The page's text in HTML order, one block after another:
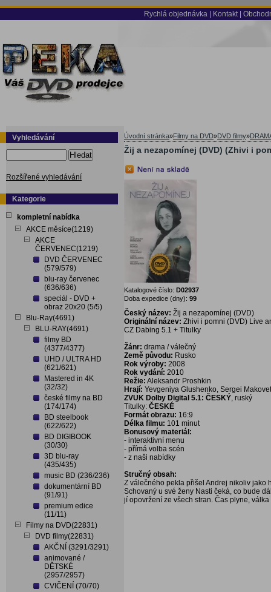
Rychlá objednávka Kontakt
Vyhledávání
Hledat
Rozšířené vyhledávání
Kategorie
kompletní nabídka
AKCE měsíce(1219)
AKCE
ČERVENEC(1219)
DVD ČERVENEC
(579/579)
blu-ray červenec
(636/636)
speciál - DVD +
obraz 20x20 (5/5)
Blu-Ray(4691)
BLU-RAY(4691)
filmy BD
(4377/4377)
UHD / ULTRA HD
(621/621)
Mastered in 4K
(32/32)
české filmy na BD
(174/174)
BD steelbook
(622/622)
BD DIGIBOOK
(30/30)
3D blu-ray
(435/435)
music BD (236/236)
dokumentární BD
(91/91)
premium edice
(11/11)
Filmy na DVD(22831)
DVD filmy(22831)
AKČNÍ (3291/3291)
animované /
DĚTSKÉ
(2957/2957)
CVIČENÍ (70/70)
Úvodní stránka»Filmy na DVD»DVD filmy»
Žij a nezapomínej (DVD) (Zhivi i
Katalogové číslo: D02937
Doba expedice (dny): 99
Český název: Žij a nezapomínej (DVD)
Originální název: Zhivi i pomni (DVD) Live
CZ Dabing 5.1 + Titulky
Žánr: drama / válečný
Země původu: Rusko
Rok výroby: 2008
Rok vydání: 2010
Režie: Aleksandr Proshkin
Hrají: Yevgeniya Glushenko, Sergei
ZVUK Dolby Digital 5.1: ČESKÝ, ruský
Titulky: ČESKÉ
Formát obrazu: 16:9
Délka filmu: 101 minut
Bonusový materiál:
- interaktivní menu
- přímá volba scén
- z naši nabídky
Stručný obsah:
Z válečného pekla přišel Andrej nikoliv jako
Schovaný u své ženy Nasti čeká, co bude
jí opovržení ze všech stran. Čas plyne,